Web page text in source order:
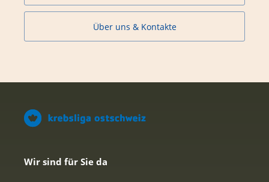
Über uns & Kontakte
Wir sind für Sie da